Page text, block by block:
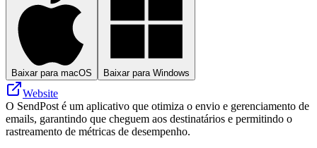
Baixar para macOS Baixar para Windows
Website
O SendPost é um aplicativo que otimiza o envio e gerenciamento de
emails, garantindo que cheguem aos destinatários e permitindo o
rastreamento de métricas de desempenho.